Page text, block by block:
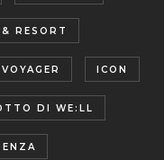
RESORT
ICON
DI WE:LL